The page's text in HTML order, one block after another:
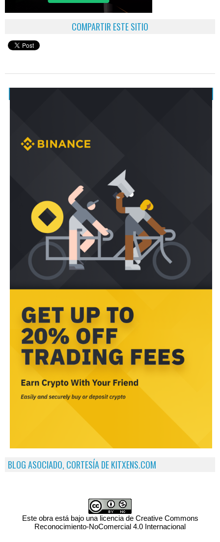
COMPARTIR ESTE SITIO
BLOG ASOCIADO, CORTESÍA DE KITXENS.COM
Este obra está bajo una licencia de Creative Commons
Reconocimiento-NoComercial 4.0 Internacional